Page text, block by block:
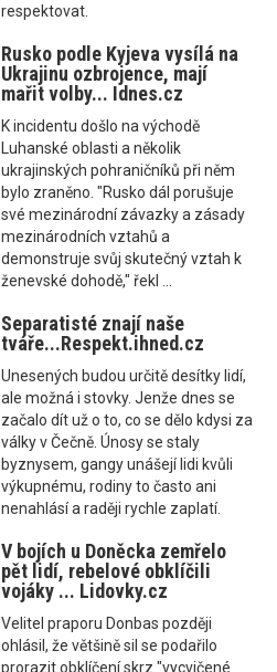
respektovat.
Rusko podle Kyjeva vysílá na
Ukrajinu ozbrojence, mají
mařit volby... Idnes.cz
K incidentu došlo na východě
Luhanské oblasti a několik
ukrajinských pohraničníků při něm
bylo zraněno. "Rusko dál porušuje
své mezinárodní závazky a zásady
mezinárodních vztahů a
demonstruje svůj skutečný vztah k
ženevské dohodě," řekl ...
Separatisté znají naše
tváře...Respekt.ihned.cz
Unesených budou určitě desítky lidí,
ale možná i stovky. Jenže dnes se
začalo dít už o to, co se dělo kdysi za
války v Čečně. Únosy se staly
byznysem, gangy unášejí lidi kvůli
výkupnému, rodiny to často ani
nenahlásí a raději rychle zaplatí.
V bojích u Doněcka zemřelo
pět lidí, rebelové obklíčili
vojáky ... Lidovky.cz
Velitel praporu Donbas později
ohlásil, že většině sil se podařilo
prorazit obklíčení skrz "vycvičené